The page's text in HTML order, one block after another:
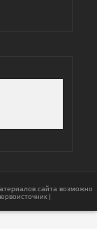
сайта возможно
|